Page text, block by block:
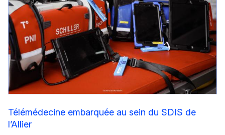
Télémédecine embarquée au sein du SDIS de
l’Allier